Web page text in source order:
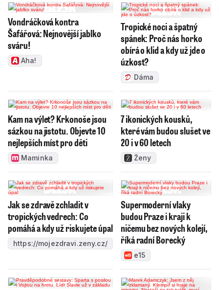
Vondráčková kontra
Šafářová: Nejnovější jablko
sváru!
Aha!
Tropické noci a špatný
spánek: Proč nás horko
obírá o klid a kdy už jde o
úzkost?
Dáma
Kam na výlet? Krkonoše jsou
sázkou na jistotu. Objevte 10
nejlepších míst pro děti
Maminka
7 ikonických kousků,
které vám budou slušet ve
20 i v 60 letech
Ženy
Jak se zdravě zchladit v
tropických vedrech: Co
pomáhá a kdy už riskujete úpal
https://mojezdravi.zeny.cz/
Supermoderní vlaky
budou Praze i kraji k
ničemu bez nových kolejí,
říká radní Borecký
e15